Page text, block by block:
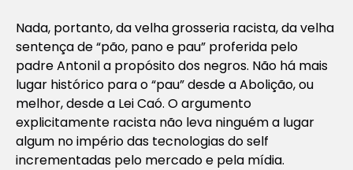
Nada, portanto, da velha grosseria racista, da velha
sentença de “pão, pano e pau” proferida pelo
padre Antonil a propósito dos negros. Não há mais
lugar histórico para o “pau” desde a Abolição, ou
melhor, desde a Lei Caó. O argumento
explicitamente racista não leva ninguém a lugar
algum no império das tecnologias doself
incrementadas pelo mercado e pela mídia.